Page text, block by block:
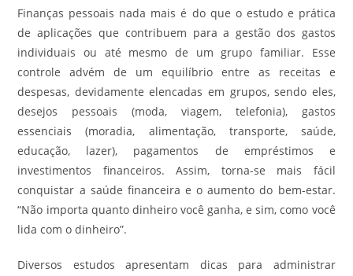
Finanças pessoais nada mais é do que o estudo e prática
de aplicações que contribuem para a gestão dos gastos
individuais ou até mesmo de um grupo familiar. Esse
controle advém de um equilíbrio entre as receitas e
despesas, devidamente elencadas em grupos, sendo eles,
desejos pessoais (moda, viagem, telefonia), gastos
essenciais (moradia, alimentação, transporte, saúde,
educação, lazer), pagamentos de empréstimos e
investimentos financeiros. Assim, torna-se mais fácil
conquistar a saúde financeira e o aumento do bem-estar.
“Não importa quanto dinheiro você ganha, e sim, como você
lida com o dinheiro”.
Diversos estudos apresentam dicas para administrar